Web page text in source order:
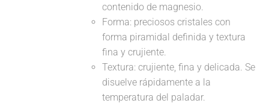
contenido de magnesio.
Forma: preciosos cristales con
forma piramidal definida y textura
fina y crujiente.
Textura: crujiente, fina y delicada. Se
disuelve rápidamente a la
temperatura del paladar.